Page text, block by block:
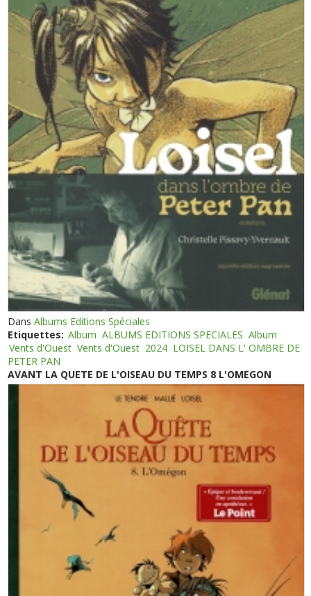
DansAlbums Editions Spéciales
Etiquettes: Album ALBUMS EDITIONS SPECIALES Album
Vents d'Ouest Vents d'Ouest 2024 LOISEL DANS L' OMBRE DE
PETER PAN
AVANT LA QUETE DE L'OISEAU DU TEMPS 8 L'OMEGON